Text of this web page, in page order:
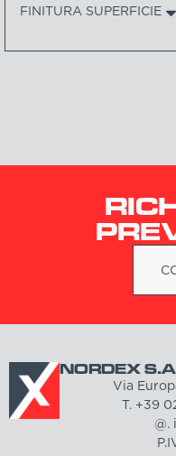
FINITURA SUPERFICIE
NORDEX
Via
T. +39